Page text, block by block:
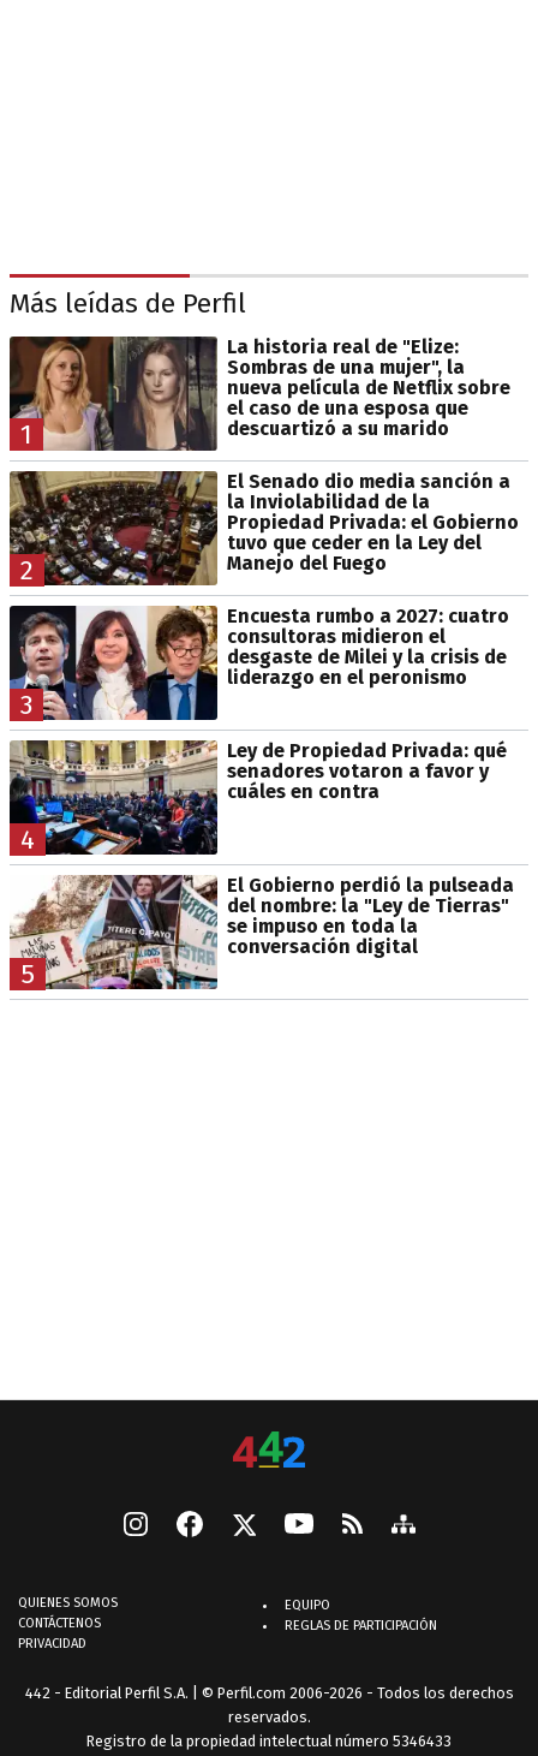
Más leídas de Perfil
1
La historia real de "Elize:
Sombras de una mujer", la
nueva película de Netflix sobre
el caso de una esposa que
descuartizó a su marido
2
El Senado dio media sanción a
la Inviolabilidad de la
Propiedad Privada: el Gobierno
tuvo que ceder en la Ley del
Manejo del Fuego
3
Encuesta rumbo a 2027: cuatro
consultoras midieron el
desgaste de Milei y la crisis de
liderazgo en el peronismo
4
Ley de Propiedad Privada: qué
senadores votaron a favor y
cuáles en contra
5
El Gobierno perdió la pulseada
del nombre: la "Ley de Tierras"
se impuso en toda la
conversación digital
QUIENES SOMOS
CONTÁCTENOS
PRIVACIDAD
EQUIPO
REGLAS DE PARTICIPACIÓN
442 - Editorial Perfil S.A. | © Perfil.com 2006-2026 - Todos los derechos
reservados.
Registro de la propiedad intelectual número 5346433